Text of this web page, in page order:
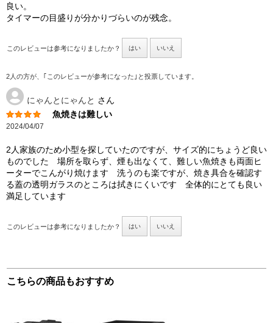
良い。
タイマーの目盛りが分かりづらいのが残念。
このレビューは参考になりましたか？ はい いいえ
2人の方が、｢このレビューが参考になった｣と投票しています。
にゃんとにゃんと さん
魚焼きは難しい
2024/04/07
2人家族のため小型を探していたのですが、サイズ的にちょうど良い
ものでした 場所を取らず、煙も出なくて、難しい魚焼きも両面ヒ
ーターでこんがり焼けます 洗うのも楽ですが、焼き具合を確認す
る蓋の透明ガラスのところは拭きにくいです 全体的にとても良い
満足しています
このレビューは参考になりましたか？ はい いいえ
こちらの商品もおすすめ